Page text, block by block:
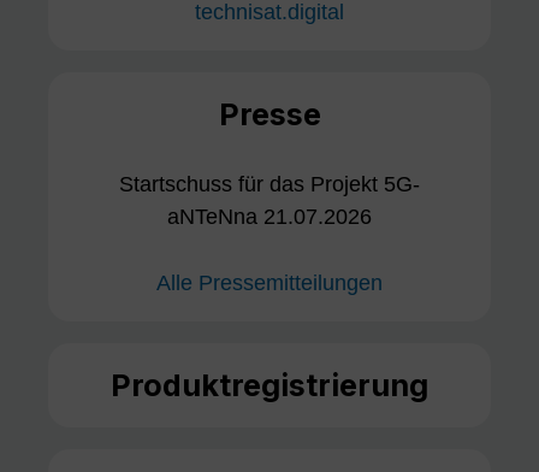
technisat.digital
Presse
Startschuss für das Projekt 5G-
aNTeNna 21.07.2026
Alle Pressemitteilungen
Produktregistrierung